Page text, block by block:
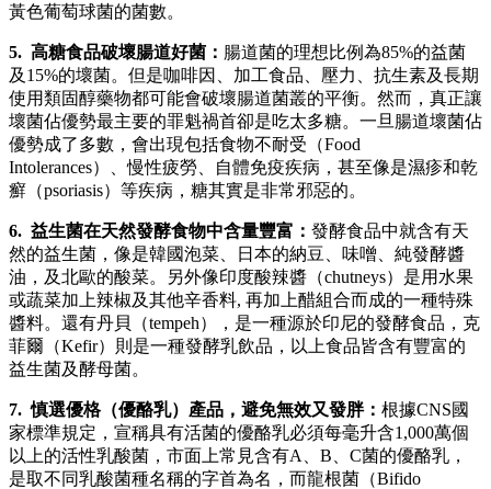
黃色葡萄球菌的菌數。
5. 高糖食品破壞腸道好菌： 腸道菌的理想比例為85%的益菌
及15%的壞菌。但是咖啡因、加工食品、壓力、抗生素及長期
使用類固醇藥物都可能會破壞腸道菌叢的平衡。然而，真正讓
壞菌佔優勢最主要的罪魁禍首卻是吃太多糖。一旦腸道壞菌佔
優勢成了多數，會出現包括食物不耐受（Food
Intolerances）、慢性疲勞、自體免疫疾病，甚至像是濕疹和乾
癬（psoriasis）等疾病，糖其實是非常邪惡的。
6. 益生菌在天然發酵食物中含量豐富： 發酵食品中就含有天
然的益生菌，像是韓國泡菜、日本的納豆、味噌、純發酵醬
油，及北歐的酸菜。另外像印度酸辣醬（chutneys）是用水果
或蔬菜加上辣椒及其他辛香料, 再加上醋組合而成的一種特殊
醬料。還有丹貝（tempeh），是一種源於印尼的發酵食品，克
菲爾（Kefir）則是一種發酵乳飲品，以上食品皆含有豐富的
益生菌及酵母菌。
7. 慎選優格（優酪乳）產品，避免無效又發胖： 根據CNS國
家標準規定，宣稱具有活菌的優酪乳必須每毫升含1,000萬個
以上的活性乳酸菌，市面上常見含有A、B、C菌的優酪乳，
是取不同乳酸菌種名稱的字首為名，而龍根菌（Bifido